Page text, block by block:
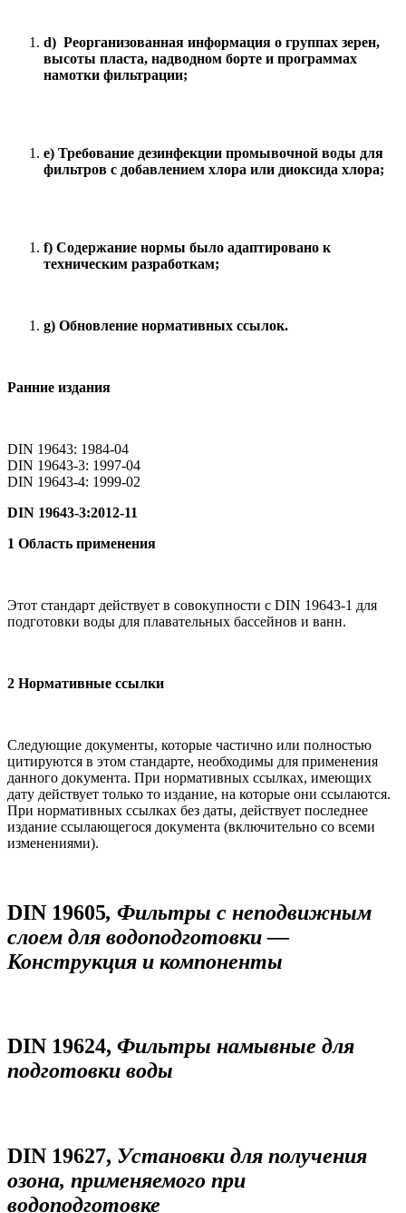
d) Реорганизованная информация о группах зерен,
высоты пласта, надводном борте и программах
намотки фильтрации;
e) Требование дезинфекции промывочной воды для
фильтров с добавлением хлора или диоксида хлора;
f) Содержание нормы было адаптировано к
техническим разработкам;
g) Обновление нормативных ссылок.
Ранние издания
DIN 19643: 1984-04
DIN 19643-3: 1997-04
DIN 19643-4: 1999-02
DIN 19643-3:2012-11
1 Область применения
Этот стандарт действует в совокупности с DIN 19643-1 для
подготовки воды для плавательных бассейнов и ванн.
2 Нормативные ссылки
Следующие документы, которые частично или полностью
цитируются в этом стандарте, необходимы для применения
данного документа. При нормативных ссылках, имеющих
дату действует только то издание, на которые они ссылаются.
При нормативных ссылках без даты, действует последнее
издание ссылающегося документа (включительно со всеми
изменениями).
DIN 19605, Фильтры с неподвижным
слоем для водоподготовки —
Конструкция и компоненты
DIN 19624, Фильтры намывные для
подготовки воды
DIN 19627, Установки для получения
озона, применяемого при
водоподготовке